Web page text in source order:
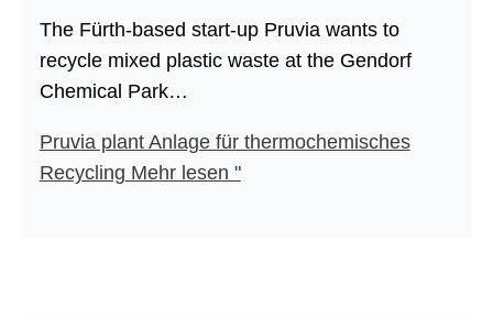
The Fürth-based start-up Pruvia wants to
recycle mixed plastic waste at the Gendorf
Chemical Park…
Pruvia plant Anlage für thermochemisches
Recycling Mehr lesen "